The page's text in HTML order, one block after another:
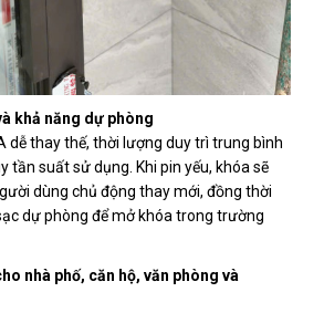
khả năng dự phòng
dễ thay thế, thời lượng duy trì trung bình
tần suất sử dụng. Khi pin yếu, khóa sẽ
dùng chủ động thay mới, đồng thời
dự phòng để mở khóa trong trường
nhà phố, căn hộ, văn phòng và